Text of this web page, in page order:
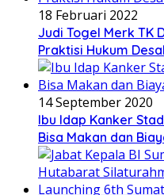
18 Februari 2022
Judi Togel Merk TK
Praktisi Hukum
14 September 2020
Ibu Idap Kanker
Bisa Makan dan